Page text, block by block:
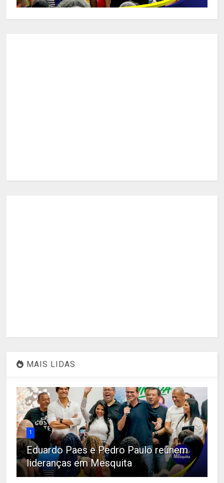
MAIS LIDAS
1
Eduardo Paes e Pedro Paulo reúnem
lideranças em Mesquita